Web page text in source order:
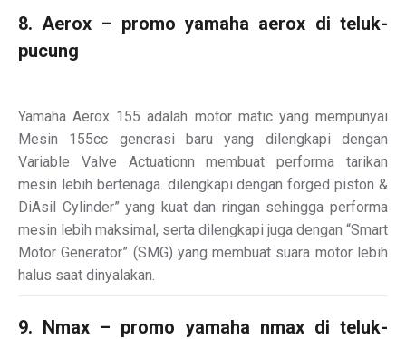
8. Aerox – promo yamaha aerox di teluk-
pucung
Yamaha Aerox 155 adalah motor matic yang mempunyai
Mesin 155cc generasi baru yang dilengkapi dengan
Variable Valve Actuationn membuat performa tarikan
mesin lebih bertenaga. dilengkapi dengan forged piston &
DiAsil Cylinder” yang kuat dan ringan sehingga performa
mesin lebih maksimal, serta dilengkapi juga dengan “Smart
Motor Generator” (SMG) yang membuat suara motor lebih
halus saat dinyalakan.
9. Nmax – promo yamaha nmax di teluk-